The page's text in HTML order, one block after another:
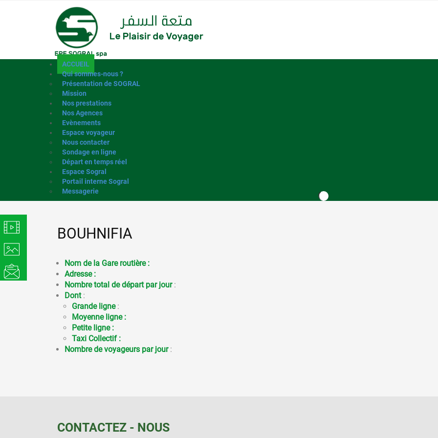
ACCUEIL
Qui sommes-nous ?
Présentation de SOGRAL
Mission
Nos prestations
Nos Agences
Evènements
Espace voyageur
Nous contacter
Sondage en ligne
Départ en temps réel
Espace Sogral
Portail interne Sogral
Messagerie
BOUHNIFIA
Nom de la Gare routière :
Adresse :
Nombre total de départ par jour:
Dont :
Grande ligne:
Moyenne ligne :
Petite ligne :
Taxi Collectif :
Nombre de voyageurs par jour :
CONTACTEZ - NOUS